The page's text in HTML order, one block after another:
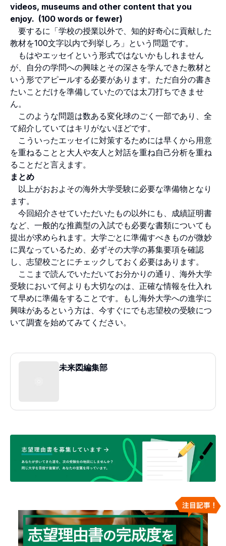
videos, museums and other content that you
enjoy. (100 words or fewer)
要するに「学校の授業以外で、知的好奇心に貢献した
教材を100文字以内で列挙しろ」という問題です。
もはやエッセイという形式ではないかもしれません
が、自分の学問への興味とその深さを学んできた教材と
いう形でアピールする必要があります。ただ自分の書き
たいことだけを準備していたのでは太刀打ちできませ
ん。
このような問題は数ある変化球のごく一部であり、全
て紹介していてはキリがないほどです。
こういったエッセイに対策するためには早くから用意
を重ねることと大人や友人と対話を重ね自己分析を重ね
ることだと言えます。
まとめ
以上がおおよその海外大学受験に必要な準備物となり
ます。
今回紹介させていただいたもの以外にも、成績証明書
など、一般的な推薦型の入試でも必要な書類についても
提出が求められます。大学ごとに準備すべきものが微妙
に異なっているため、必ずその大学の募集要項を確認
し、志望校ごとにチェックしておく必要はあります。
ここまで読んでいただいてお分かりの通り、海外大学
受験において何よりも大切なのは、正確な情報を仕入れ
て早めに準備をすることです。もし海外大学への進学に
興味があるという方は、今すぐにでも志望校の受験につ
いて調査を始めてみてください。
未来図編集部